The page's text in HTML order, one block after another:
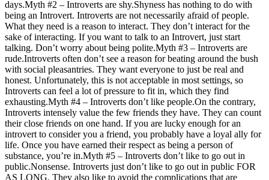
days.Myth #2 – Introverts are shy.Shyness has nothing to do with
being an Introvert. Introverts are not necessarily afraid of people.
What they need is a reason to interact. They don’t interact for the
sake of interacting. If you want to talk to an Introvert, just start
talking. Don’t worry about being polite.Myth #3 – Introverts are
rude.Introverts often don’t see a reason for beating around the bush
with social pleasantries. They want everyone to just be real and
honest. Unfortunately, this is not acceptable in most settings, so
Introverts can feel a lot of pressure to fit in, which they find
exhausting.Myth #4 – Introverts don’t like people.On the contrary,
Introverts intensely value the few friends they have. They can count
their close friends on one hand. If you are lucky enough for an
introvert to consider you a friend, you probably have a loyal ally for
life. Once you have earned their respect as being a person of
substance, you’re in.Myth #5 – Introverts don’t like to go out in
public.Nonsense. Introverts just don’t like to go out in public FOR
AS LONG. They also like to avoid the complications that are